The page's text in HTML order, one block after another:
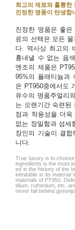
최고의 재료와 훌륭한
진정한 명품이 탄생합
진정한 명품은 좋
료의 선택은 모든
다. 역사상 최고의
흉내낼 수 없는 음
엔조의 제품은
95%의 플래티늄과
은 PT950중에서도
유수의 명품주얼리
는 오랜기간 숙련된
점과 착용성을 더
없는 정밀함과 섬세
장인의 기술이 결
니다.
True luxury is to
ingredients is the most
ed in the history of the
inimitable in its material
materials of PT950.
idium, ruthenium, etc.
never fall behind